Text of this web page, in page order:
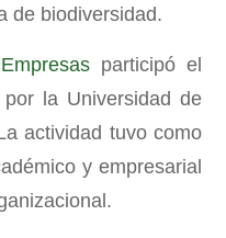
de biodiversidad.
participó el
la Universidad de
actividad tuvo como
y empresarial